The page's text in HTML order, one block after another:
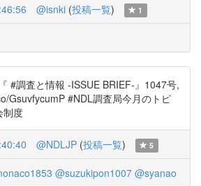
@isnki (投稿一覧) 1
#調査と情報 -ISSUE BRIEF-』1047号,
GsuvfycumP #NDL調査局今月のトピ
度
@NDLJP (投稿一覧) 5
@suzukipon1007 @syanao